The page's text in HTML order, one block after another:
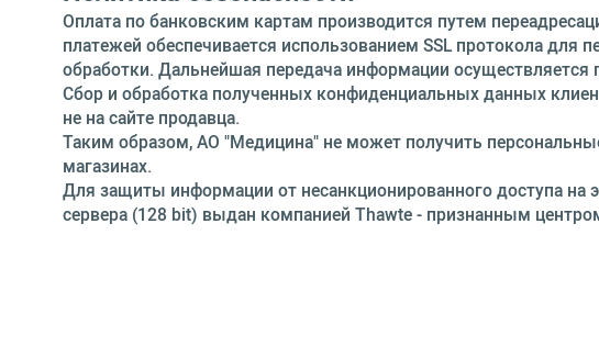
Оплата по банковским картам производится путем
платежей обеспечивается использованием SSL протокола
обработки. Дальнейшая передача информации
Сбор и обработка полученных конфиденциальных данных
не на сайте продавца.
Таким образом, АО "Медицина" не может получить
магазинах.
Для защиты информации от несанкционированного доступа на
сервера (128 bit) выдан компанией Thawte - признанным